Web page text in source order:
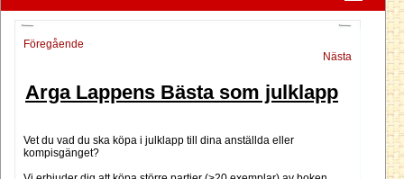
Föregående
Nästa
Arga Lappens Bästa som julklapp
Vet du vad du ska köpa i julklapp till dina anställda eller
kompisgänget?